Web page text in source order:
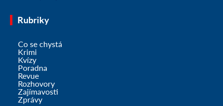
Rubriky
Co se chystá
Krimi
Kvízy
Poradna
Revue
Rozhovory
Zajímavosti
Zprávy